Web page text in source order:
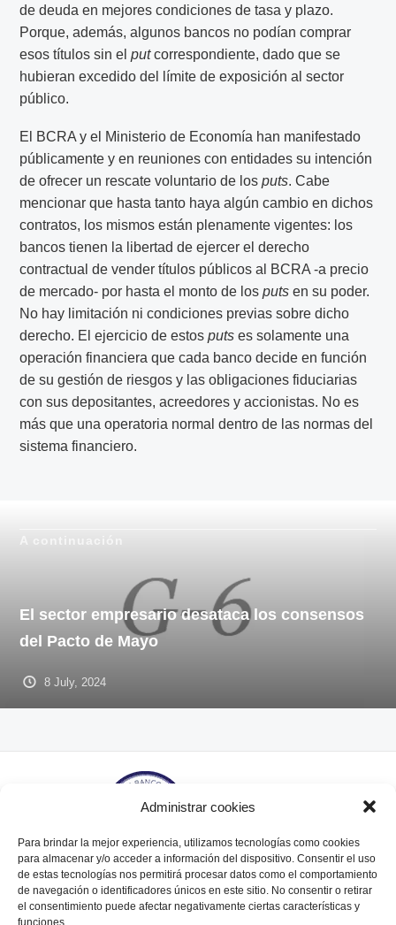
Administrar cookies
Para brindar la mejor experiencia, utilizamos tecnologías como cookies
para almacenar y/o acceder a información del dispositivo. Consentir el uso
de estas tecnologías nos permitirá procesar datos como el comportamiento
de navegación o identificadores únicos en este sitio. No consentir o retirar
el consentimiento puede afectar negativamente ciertas características y
funciones.
de deuda en mejores condiciones de tasa y plazo.
Porque, además, algunos bancos no podían comprar
esos títulos sin elputcorrespondiente, dado que se
hubieran excedido del límite de exposición al sector
público.
El BCRA y el Ministerio de Economía han manifestado
públicamente y en reuniones con entidades su intención
de ofrecer un rescate voluntario de losputs. Cabe
mencionar que hasta tanto haya algún cambio en dichos
contratos, los mismos están plenamente vigentes: los
bancos tienen la libertad de ejercer el derecho
contractual de vender títulos públicos al BCRA -a precio
de mercado- por hasta el monto de losputsen su poder.
No hay limitación ni condiciones previas sobre dicho
derecho. El ejercicio de estosputs es solamente una
operación financiera que cada banco decide en función
de su gestión de riesgos y las obligaciones fiduciarias
con sus depositantes, acreedores y accionistas. No es
más que una operatoria normal dentro de las normas del
sistema financiero.
El sector empresario desataca los consensos
del Pacto de Mayo
8 July, 2024
Tte. Gral. Juan Domingo Perón 564, piso 6° (C1038AAL)